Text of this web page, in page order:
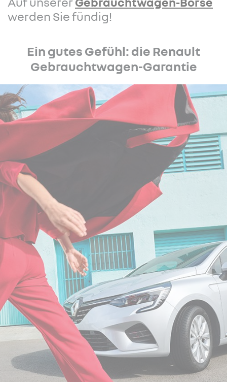
werden Sie fündig!
Ein gutes Gefühl: die Renault
Gebrauchtwagen-Garantie